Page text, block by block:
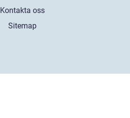
Kontakta oss
Sitemap